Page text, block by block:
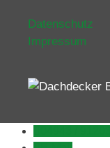
Datenschutz
Impressum